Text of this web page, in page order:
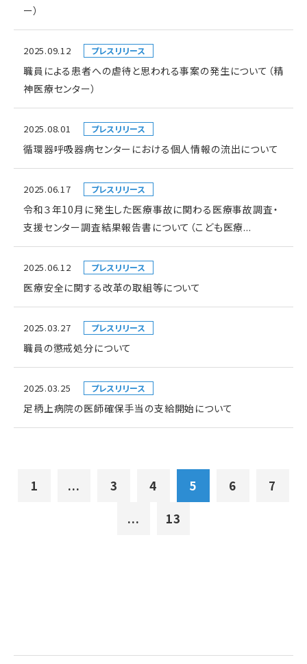
ー）
2025.09.12 プレスリリース
職員による患者への虐待と思われる事案の発生について（精
神医療センター）
2025.08.01 プレスリリース
循環器呼吸器病センターにおける個人情報の流出について
2025.06.17 プレスリリース
令和３年10月に発生した医療事故に関わる医療事故調査・
支援センター調査結果報告書について（こども医療...
2025.06.12 プレスリリース
医療安全に関する改革の取組等について
2025.03.27 プレスリリース
職員の懲戒処分について
2025.03.25 プレスリリース
足柄上病院の医師確保手当の支給開始について
1 ... 3 4 5 6
7
...
13